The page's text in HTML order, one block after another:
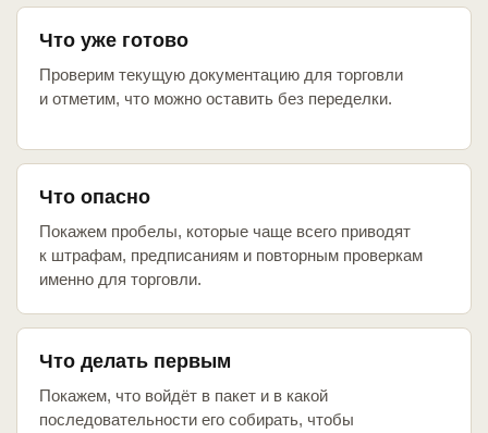
Что уже готово
Проверим текущую документацию для торговли
и отметим, что можно оставить без переделки.
Что опасно
Покажем пробелы, которые чаще всего приводят
к штрафам, предписаниям и повторным проверкам
именно для торговли.
Что делать первым
Покажем, что войдёт в пакет и в какой
последовательности его собирать, чтобы